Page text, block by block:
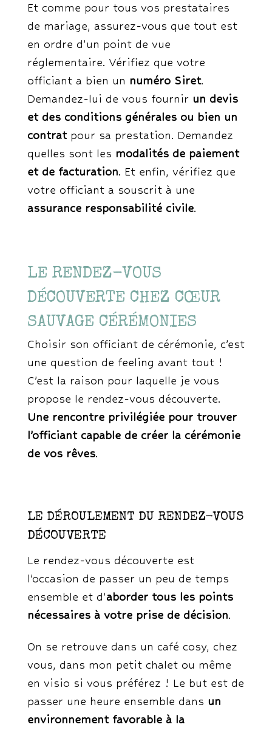
Et comme pour tous vos prestataires
de mariage, assurez-vous que tout est
en ordre d’un point de vue
réglementaire. Vérifiez que votre
officiant a bien un numéro Siret.
Demandez-lui de vous fournir un devis
et des conditions générales ou bien un
contratpour sa prestation. Demandez
quelles sont les modalités de paiement
et de facturation. Et enfin, vérifiez que
votre officiant a souscrit à une
assurance responsabilité civile.
LE RENDEZ-VOUS
DÉCOUVERTE CHEZ CŒUR
SAUVAGE CÉRÉMONIES
Choisir son officiant de cérémonie, c’est
une question de feeling avant tout !
C’est la raison pour laquelle je vous
propose le rendez-vous découverte.
Une rencontre privilégiée pour trouver
l’officiant capable de créer la cérémonie
de vos rêves.
LE DÉROULEMENT DU RENDEZ-VOUS
DÉCOUVERTE
Le rendez-vous découverte est
l’occasion de passer un peu de temps
ensemble et d’aborder tous les points
nécessaires à votre prise de décision.
On se retrouve dans un café cosy, chez
vous, dans mon petit chalet ou même
en visio si vous préférez ! Le but est de
passer une heure ensemble dans un
environnement favorable à la